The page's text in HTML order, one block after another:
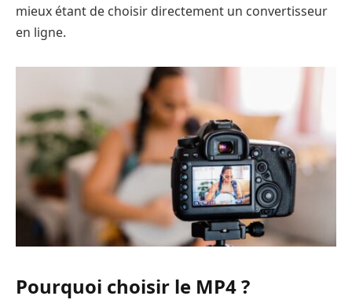
mieux étant de choisir directement un convertisseur
en ligne.
Pourquoi choisir le MP4 ?